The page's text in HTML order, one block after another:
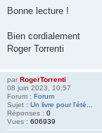
Bonne lecture !
Bien cordialement
Roger Torrenti
par RogerTorrenti
08 juin 2023, 10:57
Forum : Forum
Sujet : Un livre pour l'été...
Réponses : 0
Vues : 606939